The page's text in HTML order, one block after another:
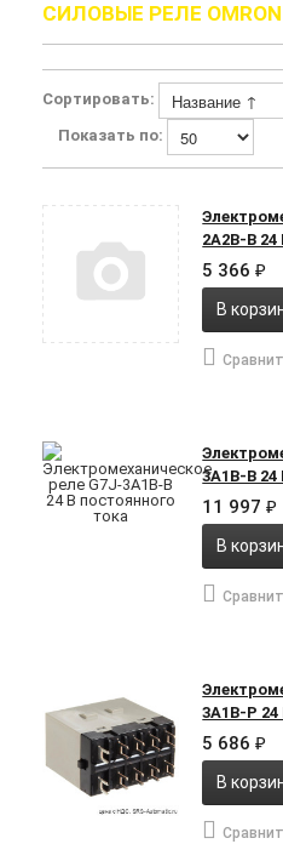
СИЛОВЫЕ РЕЛЕ OMRON
Сортировать:
Показать по:
2A2B-B
5 366₽
В
3A1B-B
11 997₽
В
3A1B-P
5 686₽
В